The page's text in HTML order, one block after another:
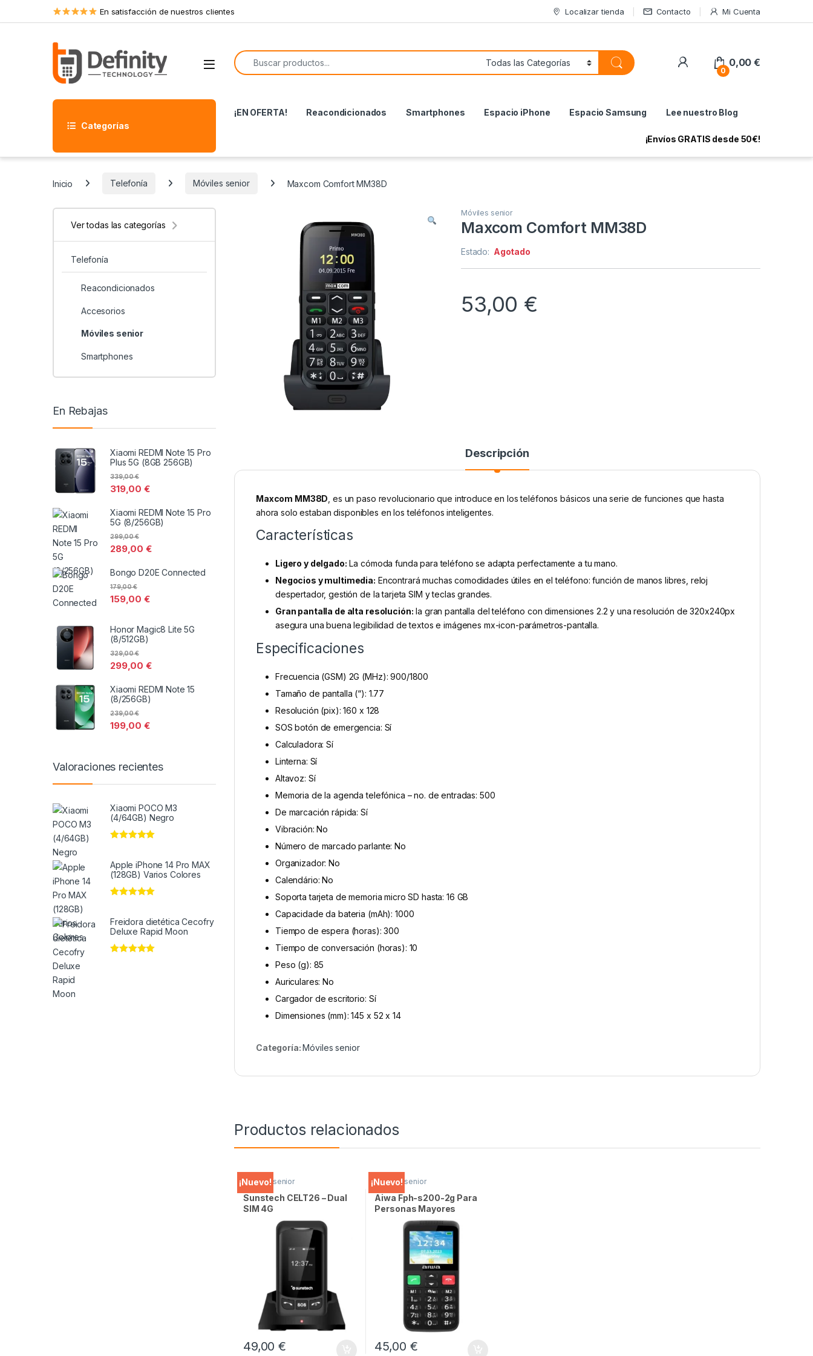
Skip to navigation
Skip to content En satisfacción de nuestros clientes Localizar tienda Contacto Mi Cuenta
Open
Search for:
My Account
0
0,00€
Categorías
¡EN OFERTA! Reacondicionados Smartphones Espacio iPhone Espacio Samsung Lee nuestro Blog
¡Envíos GRATIS desde 50€!
Inicio Telefonía Móviles senior Maxcom Comfort MM38D
Móviles senior
Maxcom Comfort MM38D
Estado: Agotado
53,00 €
Descripción
Maxcom MM38D , es un paso revolucionario que introduce en los teléfonos básicos una serie de funciones que hasta
ahora solo estaban disponibles en los teléfonos inteligentes.
Características
Ligero y delgado: La cómoda funda para teléfono se adapta perfectamente a tu mano.
Negocios y multimedia: Encontrará muchas comodidades útiles en el teléfono: función de manos libres, reloj
despertador, gestión de la tarjeta SIM y teclas grandes.
Gran pantalla de alta resolución: la gran pantalla del teléfono con dimensiones 2.2 y una resolución de 320x240px
asegura una buena legibilidad de textos e imágenes mx-icon-parámetros-pantalla.
Especificaciones
Frecuencia (GSM) 2G (MHz): 900/1800
Tamaño de pantalla (“): 1.77
Resolución (pix): 160 x 128
SOS botón de emergencia: Sí
Calculadora: Sí
Linterna: Sí
Altavoz: Sí
Memoria de la agenda telefónica – no. de entradas: 500
De marcación rápida: Sí
Vibración: No
Número de marcado parlante: No
Organizador: No
Calendário: No
Soporta tarjeta de memoria micro SD hasta: 16 GB
Capacidade da bateria (mAh): 1000
Tiempo de espera (horas): 300
Tiempo de conversación (horas): 10
Peso (g): 85
Auriculares: No
Cargador de escritorio: Sí
Dimensiones (mm): 145 x 52 x 14
Categoría:Móviles senior
Productos relacionados
¡Nuevo!
Móviles senior
Sunstech CELT26 – Dual
SIM 4G
49,00€
¡Nuevo!
Móviles senior
Aiwa Fph-s200-2g Para
Personas Mayores
45,00 €
Ver todas las categorías
Telefonía
Reacondicionados
Accesorios
Móviles senior
Smartphones
En Rebajas
Xiaomi REDMI Note 15 Pro
Plus 5G (8GB 256GB)
319,00€
339,00€
Xiaomi REDMI Note 15 Pro
5G (8/256GB)
289,00€
299,00€
Bongo D20E Connected
159,00€
179,00€
Honor Magic8 Lite 5G
(8/512GB)
299,00€
329,00€
Xiaomi REDMI Note 15
(8/256GB)
199,00€
239,00€
Valoraciones recientes
Xiaomi POCO M3
(4/64GB) Negro
Apple iPhone 14 Pro MAX
(128GB) Varios Colores
Freidora dietética Cecofry
Deluxe Rapid Moon